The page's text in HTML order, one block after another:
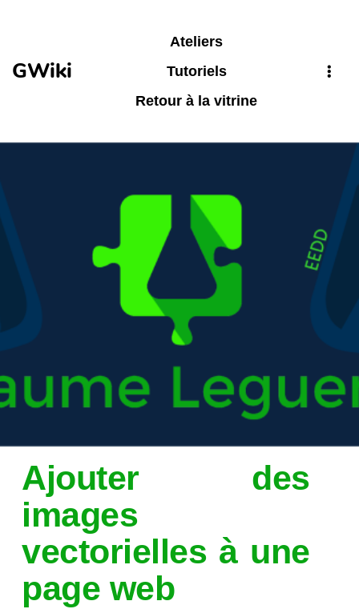
GWiki
Ateliers
Tutoriels
Retour à la vitrine
Ajouter des
images
vectorielles à une
page web